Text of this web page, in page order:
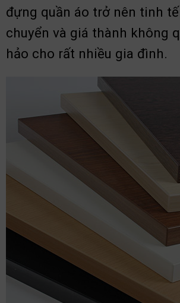
đựng quần áo trở nên tinh
chuyển và giá thành không
hảo cho rất nhiều gia đình.